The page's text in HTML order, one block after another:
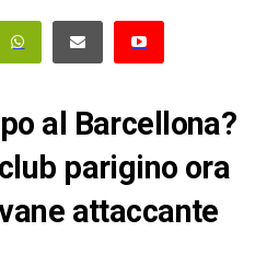
al Barcellona?
parigino ora
attaccante